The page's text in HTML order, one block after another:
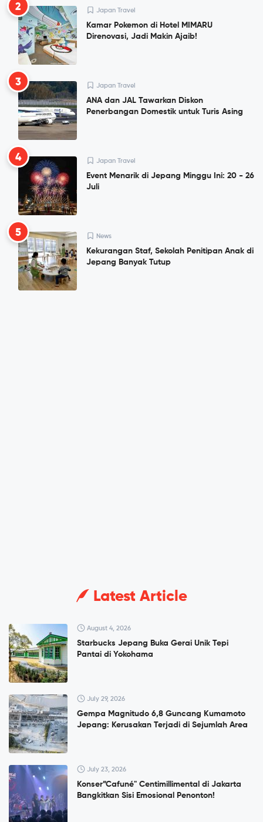
2 Japan Travel
Kamar Pokemon di Hotel MIMARU
Direnovasi, Jadi Makin Ajaib!
3 Japan Travel
ANA dan JAL Tawarkan Diskon
Penerbangan Domestik untuk Turis Asing
4 Japan Travel
Event Menarik di Jepang Minggu Ini: 20 - 26
Juli
5 News
Kekurangan Staf, Sekolah Penitipan Anak di
Jepang Banyak Tutup
Latest Article
August 4, 2026
Starbucks Jepang Buka Gerai Unik Tepi
Pantai di Yokohama
July 29, 2026
Gempa Magnitudo 6,8 Guncang Kumamoto
Jepang: Kerusakan Terjadi di Sejumlah Area
July 23, 2026
Konser”Cafuné" Centimillimental di Jakarta
Bangkitkan Sisi Emosional Penonton!